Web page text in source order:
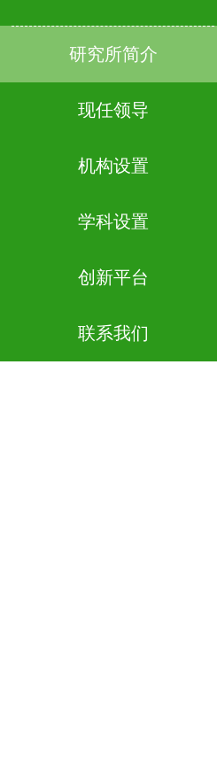
研究所简介
现任领导
机构设置
学科设置
创新平台
联系我们